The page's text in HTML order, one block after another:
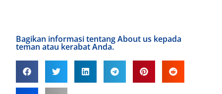
Bagikan informasi tentang About us kepada
teman atau kerabat Anda.